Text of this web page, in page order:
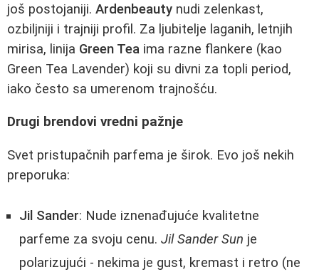
još postojaniji. Ardenbeauty nudi zelenkast,
ozbiljniji i trajniji profil. Za ljubitelje laganih, letnjih
mirisa, linija Green Tea ima razne flankere (kao
Green Tea Lavender) koji su divni za topli period,
iako često sa umerenom trajnošću.
Drugi brendovi vredni pažnje
Svet pristupačnih parfema je širok. Evo još nekih
preporuka:
Jil Sander: Nude iznenađujuće kvalitetne
parfeme za svoju cenu. Jil Sander Sun je
polarizujući - nekima je gust, kremast i retro (ne